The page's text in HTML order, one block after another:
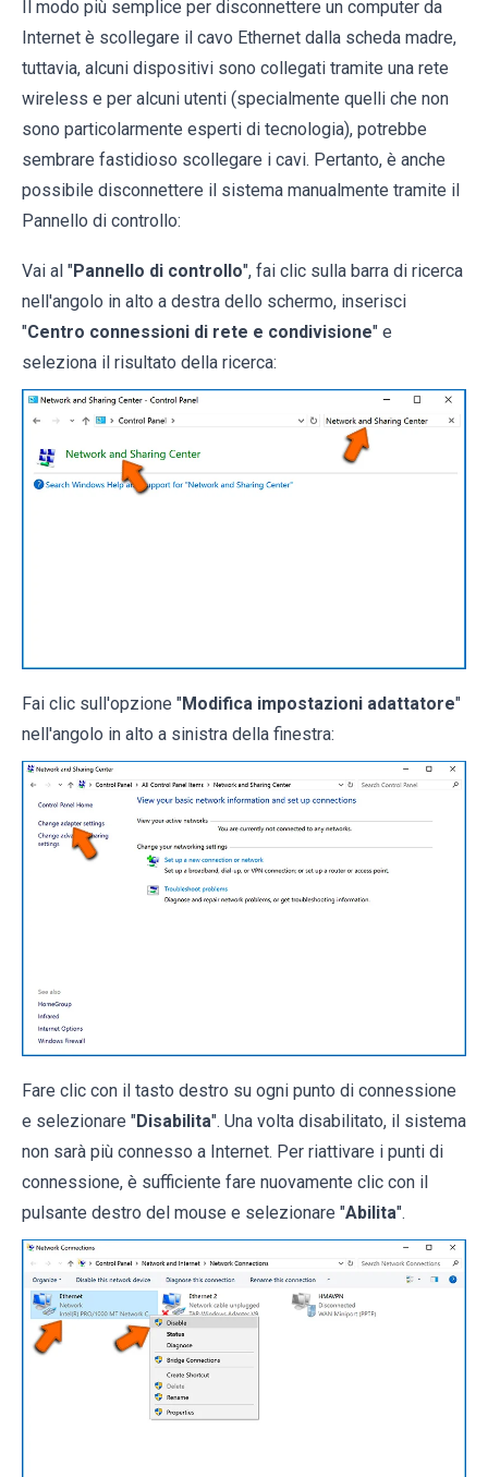
Il modo più semplice per disconnettere un computer da
Internet è scollegare il cavo Ethernet dalla scheda madre,
tuttavia, alcuni dispositivi sono collegati tramite una rete
wireless e per alcuni utenti (specialmente quelli che non
sono particolarmente esperti di tecnologia), potrebbe
sembrare fastidioso scollegare i cavi. Pertanto, è anche
possibile disconnettere il sistema manualmente tramite il
Pannello di controllo:
Vai al "Pannello di controllo", fai clic sulla barra di ricerca
nell'angolo in alto a destra dello schermo, inserisci
"Centro connessioni di rete e condivisione" e
seleziona il risultato della ricerca:
Fai clic sull'opzione "Modifica impostazioni adattatore"
nell'angolo in alto a sinistra della finestra:
Fare clic con il tasto destro su ogni punto di connessione
e selezionare "Disabilita". Una volta disabilitato, il sistema
non sarà più connesso a Internet. Per riattivare i punti di
connessione, è sufficiente fare nuovamente clic con il
pulsante destro del mouse e selezionare "Abilita".